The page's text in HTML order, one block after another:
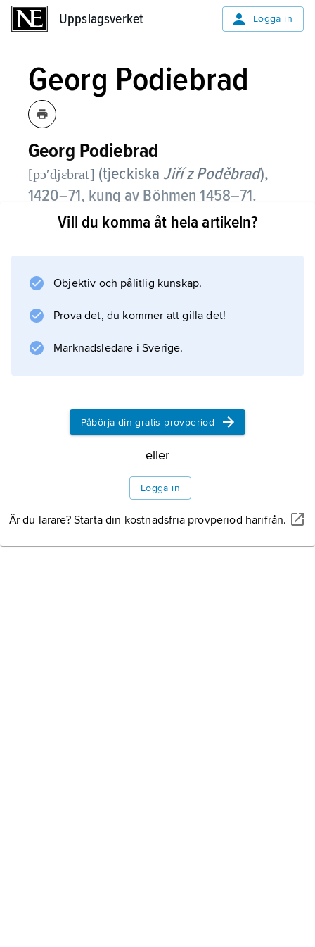
Uppslagsverket Logga in
Georg Podiebrad
Georg Podiebrad
[pɔʹdjɛbrat] (tjeckiskaJiří z Poděbrad),
1420–71, kung av Böhmen 1458–71.
Som ledare för de moderata husiterna,
kung. Han försökte gå en försiktig balansgång
påvliga kurian men misslyckades och ådrog
sig 1466 en bannlysning av Pius II. Detta
utlöste ett uppror av katolska
Information om artikeln
Vill du komma åt hela artikeln?
Objektiv och pålitlig kunskap.
Prova det, du kommer att gilla det!
Marknadsledare i Sverige.
Påbörja din gratis provperiod
eller
Logga in
Är du lärare? Starta din kostnadsfria provperiod härifrån.